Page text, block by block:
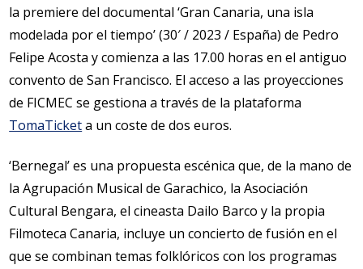
la premiere del documental ‘Gran Canaria, una isla
modelada por el tiempo’ (30′ / 2023 / España) de Pedro
Felipe Acosta y comienza a las 17.00 horas en el antiguo
convento de San Francisco. El acceso a las proyecciones
de FICMEC se gestiona a través de la plataforma
TomaTicketa un coste de dos euros.
‘Bernegal’ es una propuesta escénica que, de la mano de
la Agrupación Musical de Garachico, la Asociación
Cultural Bengara, el cineasta Dailo Barco y la propia
Filmoteca Canaria, incluye un concierto de fusión en el
que se combinan temas folklóricos con los programas